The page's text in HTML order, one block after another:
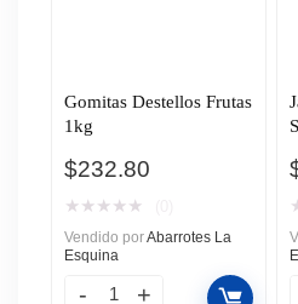
Gomitas Destellos Frutas
1kg
$232.80
★ ★ ★ ★ ★
Vendido porAbarrotes La
Esquina